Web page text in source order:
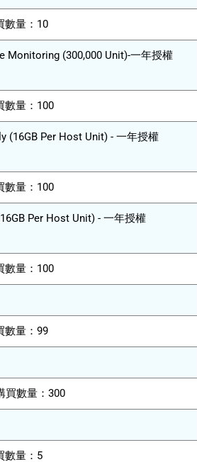
數量：10
Monitoring (300,000 Unit)-一年授權
數量：100
(16GB Per Host Unit) - 一年授權
數量：100
Per Host Unit) - 一年授權
數量：100
數量：99
買數量：300
數量：5